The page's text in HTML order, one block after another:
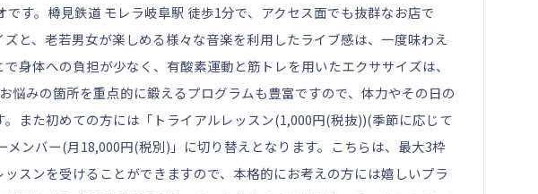
です。樽見鉄道 モレラ岐阜駅 徒歩1分で、アクセス面でも抜群なお店で
と、老若男女が楽しめる様々な音楽を利用したライブ感は、一度味わえ
身体への負担が少なく、有酸素運動と筋トレを用いたエクササイズは、
みの箇所を重点的に鍛えるプログラムも豊富ですので、体力やその日の
また初めての方には「トライアルレッスン(1,000円(税抜))(季節に応じて
ンバー(月18,000円(税別)」に切り替えとなります。こちらは、最大3枠
スンを受けることができますので、本格的にお考えの方には嬉しいプラ